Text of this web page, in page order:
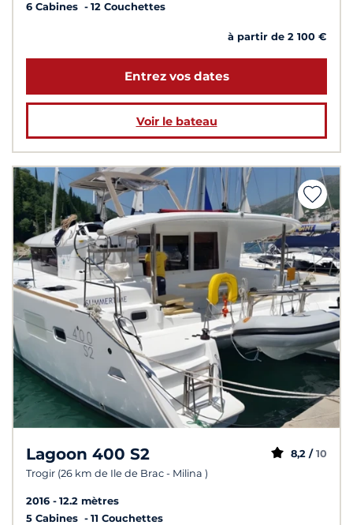
6 Cabines 12 Couchettes
à partir de 2 100 €
Entrez vos dates
Voir le bateau
Lagoon 400 S2
Trogir (26 km de Ile de Brac - Milina )
8,2 / 10
2016
12.2 mètres
5 Cabines
11 Couchettes